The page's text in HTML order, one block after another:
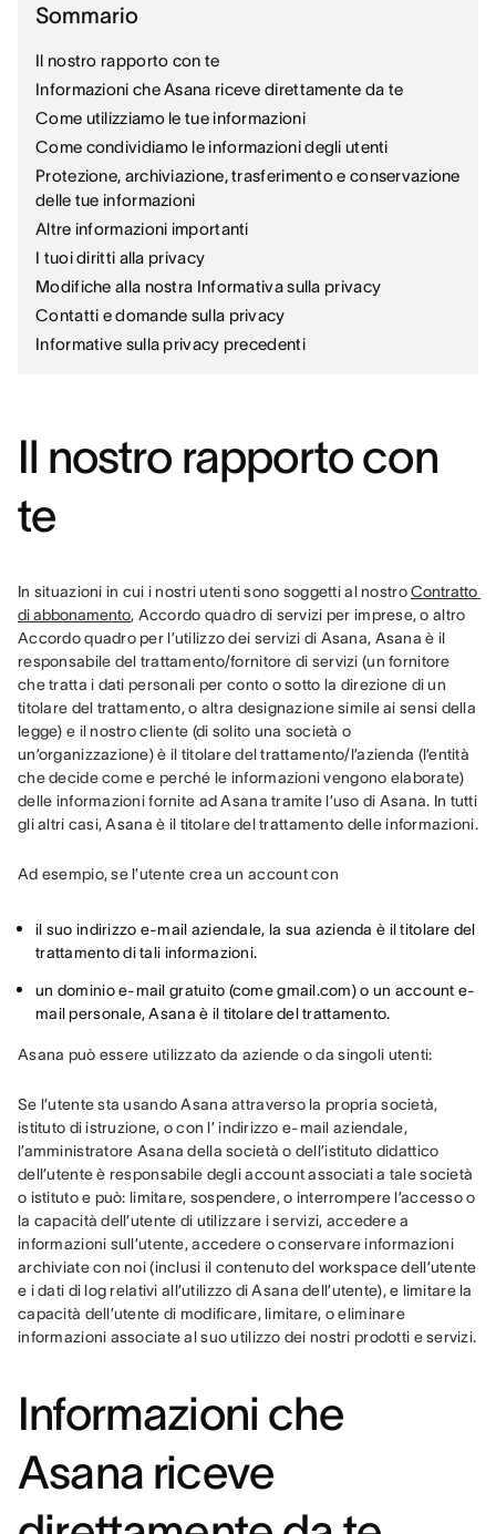
Sommario
Il nostro rapporto con te
Informazioni che Asana riceve direttamente da te
Come utilizziamo le tue informazioni
Come condividiamo le informazioni degli utenti
Protezione, archiviazione, trasferimento e conservazione
delle tue informazioni
Altre informazioni importanti
I tuoi diritti alla privacy
Modifiche alla nostra Informativa sulla privacy
Contatti e domande sulla privacy
Informative sulla privacy precedenti
Il nostro rapporto con
te
In situazioni in cui i nostri utenti sono soggetti al nostro Contratto
di abbonamento, Accordo quadro di servizi per imprese, o altro
Accordo quadro per l’utilizzo dei servizi di Asana, Asana è il
responsabile del trattamento/fornitore di servizi (un fornitore
che tratta i dati personali per conto o sotto la direzione di un
titolare del trattamento, o altra designazione simile ai sensi della
legge) e il nostro cliente (di solito una società o
un’organizzazione) è il titolare del trattamento/l’azienda (l’entità
che decide come e perché le informazioni vengono elaborate)
delle informazioni fornite ad Asana tramite l’uso di Asana. In tutti
gli altri casi, Asana è il titolare del trattamento delle informazioni.
Ad esempio, se l’utente crea un account con
il suo indirizzo e-mail aziendale, la sua azienda è il titolare del
trattamento di tali informazioni.
un dominio e-mail gratuito (come gmail.com) o un account e-
mail personale, Asana è il titolare del trattamento.
Asana può essere utilizzato da aziende o da singoli utenti:
Se l’utente sta usando Asana attraverso la propria società,
istituto di istruzione, o con l’ indirizzo e-mail aziendale,
l’amministratore Asana della società o dell’istituto didattico
dell’utente è responsabile degli account associati a tale società
o istituto e può: limitare, sospendere, o interrompere l’accesso o
la capacità dell’utente di utilizzare i servizi, accedere a
informazioni sull’utente, accedere o conservare informazioni
archiviate con noi (inclusi il contenuto del workspace dell’utente
e i dati di log relativi all’utilizzo di Asana dell’utente), e limitare la
capacità dell’utente di modificare, limitare, o eliminare
informazioni associate al suo utilizzo dei nostri prodotti e servizi.
Informazioni che
Asana riceve